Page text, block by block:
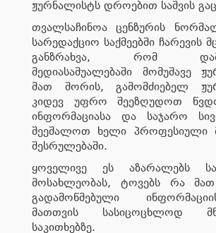
ჟურნალისტს დროებით საშვის
თვალსაჩინოა ცენზურის
სარედაქციო საქმეებში ჩარევის
განზრახვა, რომ
მედიასაშუალებაში მომუშავე
მათ შორის, გამომძიებელ
კიდევ უფრო შეეზღუდოთ
ინფორმაციასა და საჯარო
შეეშალოთ ხელი პროფესიული
შესრულებაში.
ყოველივე ეს აზარალებს
მოსახლეობას, ტოვებს რა
გადამოწმებული
მათთვის სასიცოცხლოდ
საკითხებზე.